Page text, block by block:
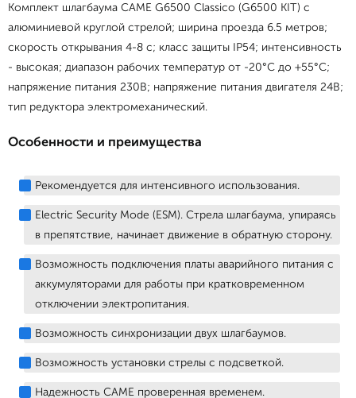
Комплект шлагбаума CAME G6500 Classico (G6500 KIT) с
алюминиевой круглой стрелой; ширина проезда 6.5 метров;
скорость открывания 4-8 с; класс защиты IP54; интенсивность
- высокая; диапазон рабочих температур от -20°С до +55°С;
напряжение питания 230В; напряжение питания двигателя 24В;
тип редуктора электромеханический.
Особенности и преимущества
Рекомендуется для интенсивного использования.
Electric Security Mode (ESM). Стрела шлагбаума, упираясь
в препятствие, начинает движение в обратную сторону.
Возможность подключения платы аварийного питания с
аккумуляторами для работы при кратковременном
отключении электропитания.
Возможность синхронизации двух шлагбаумов.
Возможность установки стрелы с подсветкой.
Надежность САМЕ проверенная временем.